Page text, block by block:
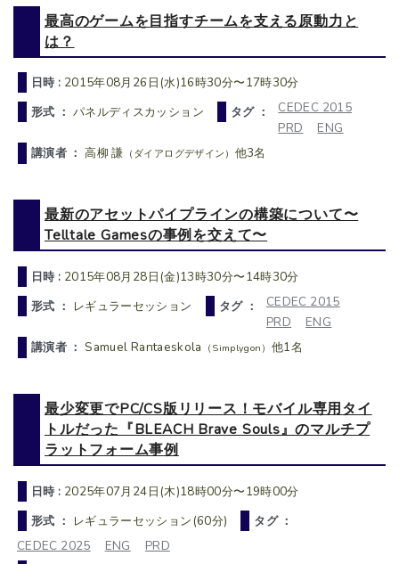
最高のゲームを目指すチームを支える原動力と
は？
日時 : 2015年08月26日(水)16時30分〜17時30分
形式 ： パネルディスカッション タグ ：
CEDEC 2015
PRD
ENG
講演者 ：高柳 謙 （ダイアログデザイン） 他3名
最新のアセットパイプラインの構築について〜
Telltale Gamesの事例を交えて〜
日時 : 2015年08月28日(金)13時30分〜14時30分
形式 ： レギュラーセッション タグ ：
CEDEC 2015
PRD
ENG
講演者 ： Samuel Rantaeskola （Simplygon） 他1名
最少変更でPC/CS版リリース！モバイル専用タイ
トルだった『BLEACH Brave Souls』のマルチプ
ラットフォーム事例
日時 : 2025年07月24日(木)18時00分〜19時00分
形式 ： レギュラーセッション(60分)
タグ ：
CEDEC 2025
ENG
PRD